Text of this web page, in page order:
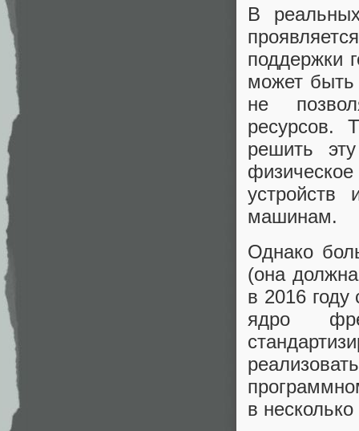
В
поддержки
может быть
не
ресурсов.
решить
устройств
машинам.
Однако
(она
в 2016
ядро
в